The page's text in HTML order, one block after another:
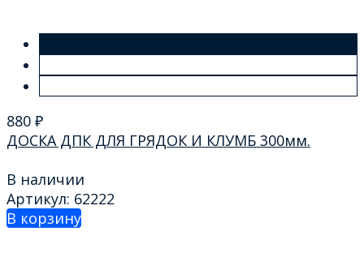
880 ₽
ДОСКА ДПК ДЛЯ ГРЯДОК И КЛУМБ 300мм.
В наличии
Артикул: 62222
В корзину